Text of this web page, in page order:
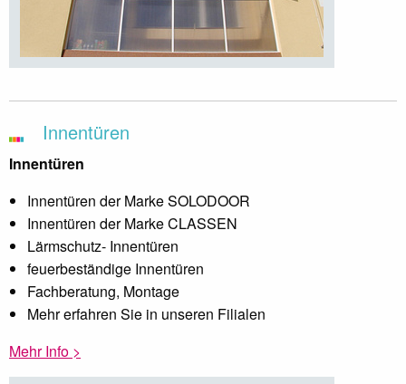
Innentüren
Innentüren
Innentüren der Marke SOLODOOR
Innentüren der Marke CLASSEN
Lärmschutz- Innentüren
feuerbeständige Innentüren
Fachberatung, Montage
Mehr erfahren Sie in unseren Filialen
Mehr Info >